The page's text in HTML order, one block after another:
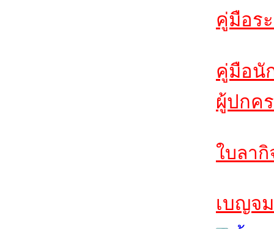
คู่มือร
คู่มือนั
ผู้ปกค
ใบลา
เบญจ